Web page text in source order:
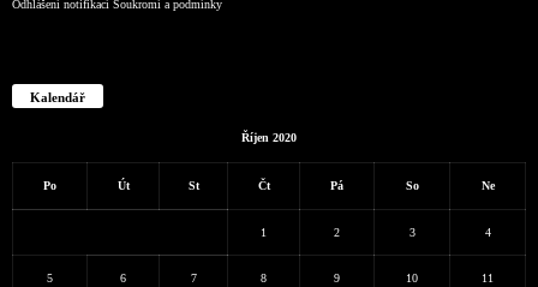
Odhlášení notifikací Soukromí a podmínky
Kalendář
Říjen 2020
Po Út St Čt Pá So Ne
1 2 3 4
5 6 7 8 9 10 11